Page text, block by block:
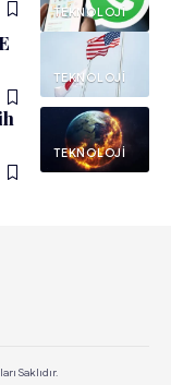
TEKNOLOJI
TEKNOLOJI
TEKNOLOJI
Saklıdır.